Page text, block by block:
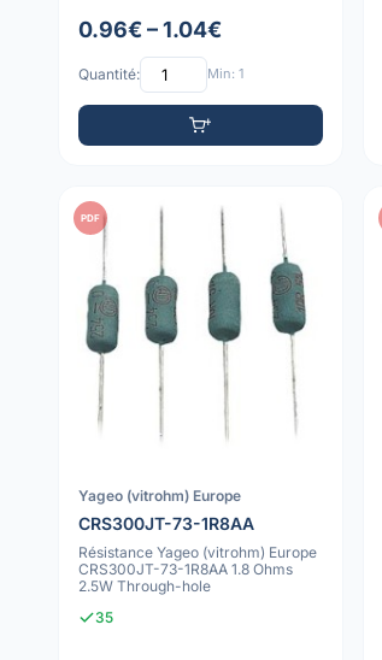
0.96€ – 1.04€
Quantité: Min: 1
PDF
Yageo (vitrohm) Europe
CRS300JT-73-1R8AA
Résistance Yageo (vitrohm) Europe
CRS300JT-73-1R8AA 1.8 Ohms
2.5W Through-hole
35